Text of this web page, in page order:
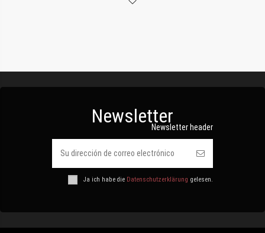
NewsletterNewsletter header
Ja ich habe die Datenschutzerklärung gelesen.